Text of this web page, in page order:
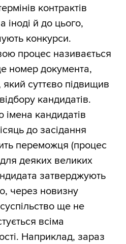
контрактів
іноді й до цього,
конкурси.
процес називається
номер документа,
суттєво підвищив
кандидатів.
кандидатів
до засідання
переможця (процес
для деяких великих
затверджують
через новизну
ще не
всіма
Наприклад, зараз